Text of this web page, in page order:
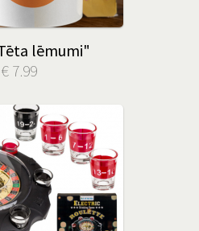
lēmumi"
€ 7.99